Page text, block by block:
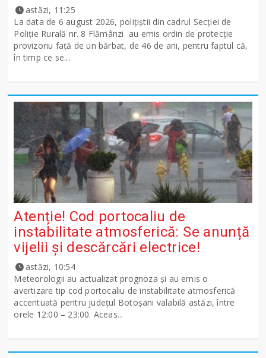
astăzi, 11:25
La data de 6 august 2026, polițiștii din cadrul Secției de
Poliție Rurală nr. 8 Flămânzi au emis ordin de protecție
provizoriu față de un bărbat, de 46 de ani, pentru faptul că,
în timp ce se...
Atenție! Cod portocaliu de
instabilitate atmosferică: Se anunță
vijelii și descărcări electrice!
astăzi, 10:54
Meteorologii au actualizat prognoza și au emis o
avertizare tip cod portocaliu de instabilitate atmosferică
accentuată pentru județul Botoșani valabilă astăzi, între
orele 12:00 – 23:00. Aceas...